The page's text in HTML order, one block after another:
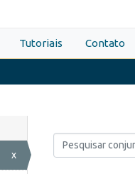
Tutoriais Contato
x